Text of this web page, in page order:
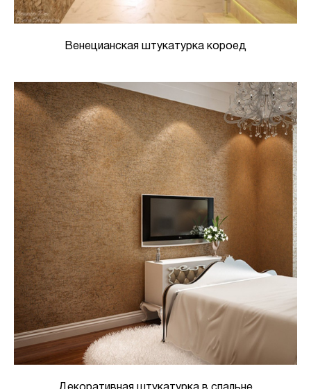
Венецианская штукатурка короед